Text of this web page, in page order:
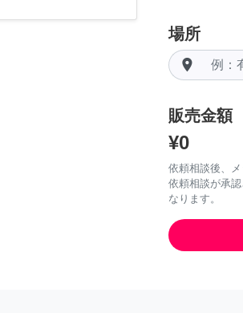
場所
room
販売金額
¥0
依頼相談後、
依頼相談が承
なります。